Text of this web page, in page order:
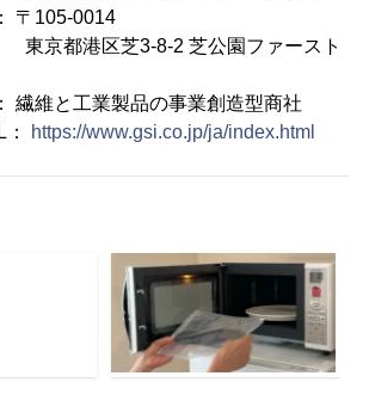
0014
3-8-2 芝公園ファースト
と工業製品の事業創造型商社
https://www.gsi.co.jp/ja/index.html